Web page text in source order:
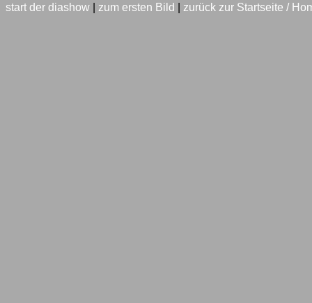
start der diashow
zum ersten Bild zurück zur Startseite /